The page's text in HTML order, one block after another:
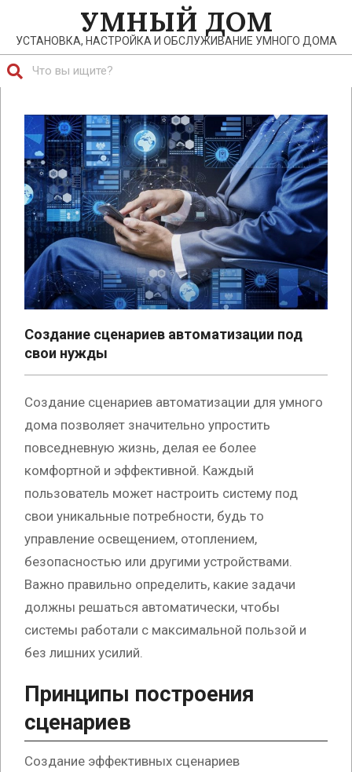
содержимому
УМНЫЙ ДОМ
УСТАНОВКА, НАСТРОЙКА И ОБСЛУЖИВАНИЕ УМНОГО ДОМА
навигационное
меню
Создание сценариев автоматизации под
свои нужды
Создание сценариев автоматизации для умного
дома позволяет значительно упростить
повседневную жизнь, делая ее более
комфортной и эффективной. Каждый
пользователь может настроить систему под
свои уникальные потребности, будь то
управление освещением, отоплением,
безопасностью или другими устройствами.
Важно правильно определить, какие задачи
должны решаться автоматически, чтобы
системы работали с максимальной пользой и
без лишних усилий.
Принципы построения
сценариев
Создание эффективных сценариев